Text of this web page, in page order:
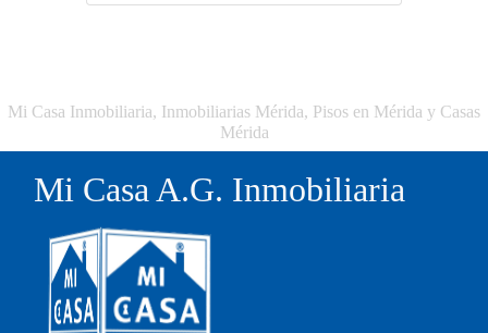
Mi Casa Inmobiliaria, Inmobiliarias Mérida, Pisos en Mérida y Casas
Mérida
Mi Casa A.G. Inmobiliaria